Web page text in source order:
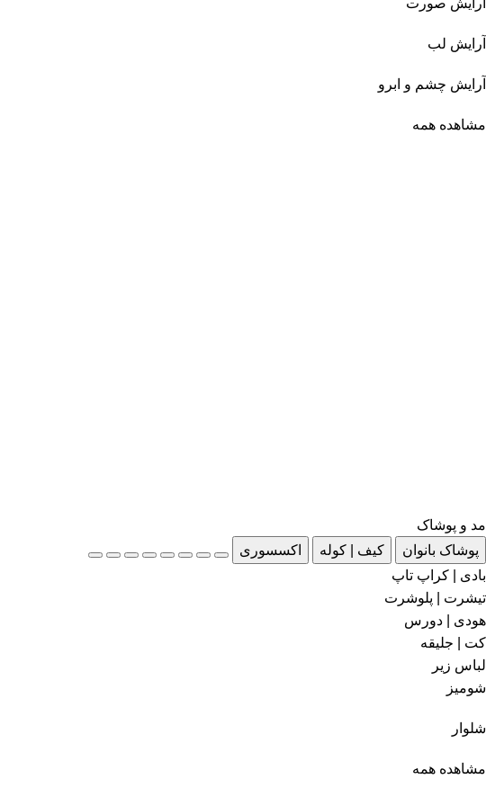
آرایش صورت
آرایش لب
آرایش چشم و ابرو
مشاهده همه
مد و پوشاک
پوشاک بانوان
کیف | کوله
اکسسوری
بادی | کراپ تاپ
تیشرت | پلوشرت
هودی | دورس
کت | جلیقه
لباس زیر
شومیز
شلوار
مشاهده همه